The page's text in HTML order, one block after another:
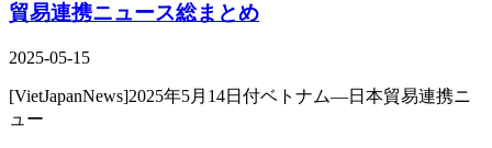
貿易連携ニュース総まとめ
2025-05-15
[VietJapanNews]2025年5月14日付ベトナム―日本貿易連携ニ
ュー